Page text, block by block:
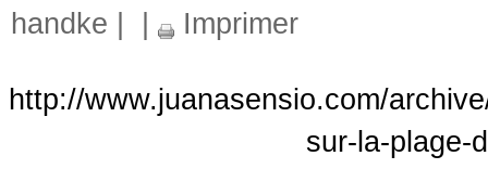
handke
Imprimer
http://www.juanasensio.com/
sur-la-plage-